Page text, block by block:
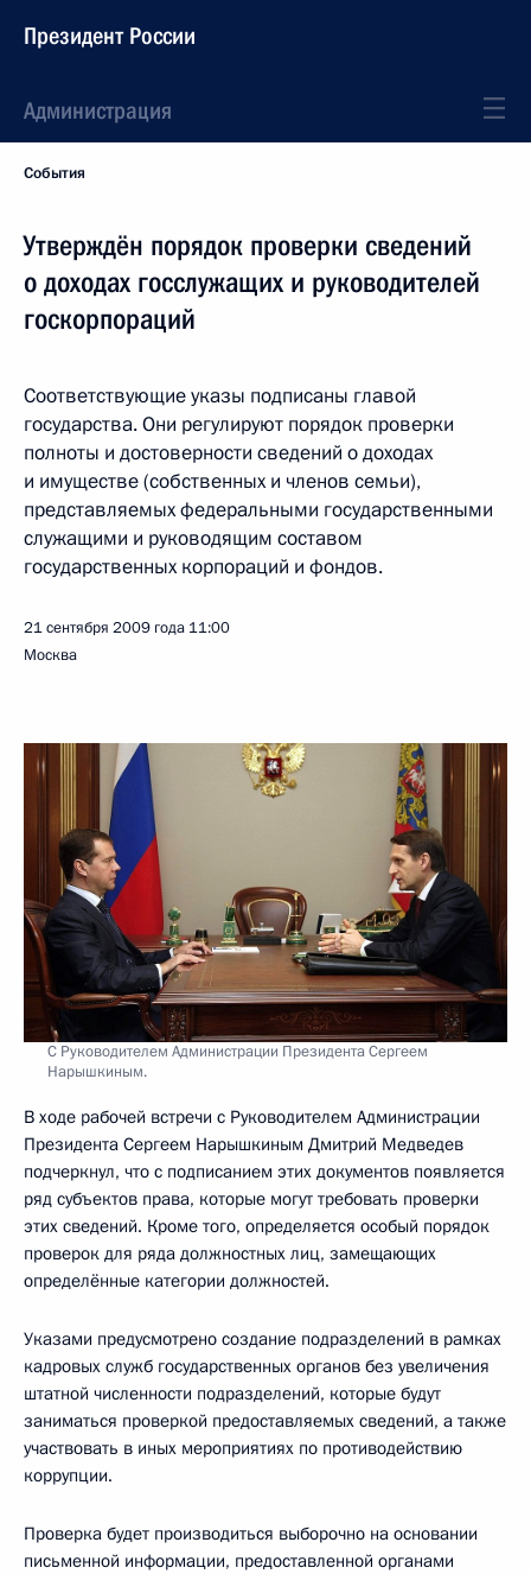
Президент России
Администрация
События
Утверждён порядок проверки сведений
о доходах госслужащих и руководителей
госкорпораций
Соответствующие указы подписаны главой
государства. Они регулируют порядок проверки
полноты и достоверности сведений о доходах
и имуществе (собственных и членов семьи),
представляемых федеральными государственными
служащими и руководящим составом
государственных корпораций и фондов.
21 сентября 2009 года 11:00
Москва
С Руководителем Администрации Президента Сергеем
Нарышкиным.
В ходе рабочей встречи с Руководителем Администрации
Президента Сергеем Нарышкиным Дмитрий Медведев
подчеркнул, что с подписанием этих документов появляется
ряд субъектов права, которые могут требовать проверки
этих сведений. Кроме того, определяется особый порядок
проверок для ряда должностных лиц, замещающих
определённые категории должностей.
Указами предусмотрено создание подразделений в рамках
кадровых служб государственных органов без увеличения
штатной численности подразделений, которые будут
заниматься проверкой предоставляемых сведений, а также
участвовать в иных мероприятиях по противодействию
коррупции.
Проверка будет производиться выборочно на основании
письменной информации, предоставленной органами